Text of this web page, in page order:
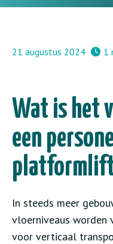
21 augustus 2024 1
Wat is het
een
In steeds meer
vloerniveaus worden
voor verticaal